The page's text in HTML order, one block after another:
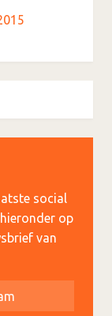
social
op
van